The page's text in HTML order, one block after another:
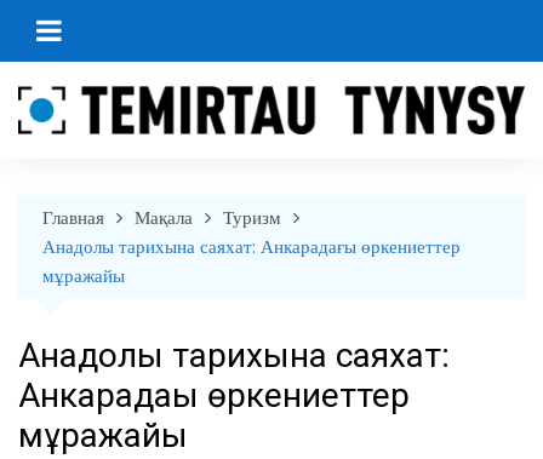
перейти
Главная Мақала
Туризм
Анадолы тарихына саяхат: Анкарадағы өркениеттер
мұражайы
Анадолы тарихына саяхат:
Анкарадағы өркениеттер
мұражайы